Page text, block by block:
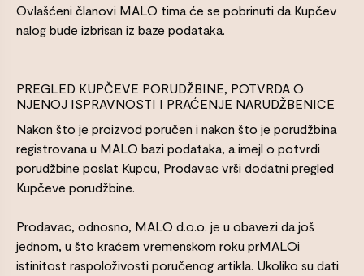
Ovlašćeni članovi MALO tima će se pobrinuti da Kupčev
nalog bude izbrisan iz baze podataka.
PREGLED KUPČEVE PORUDŽBINE, POTVRDA O
NJENOJ ISPRAVNOSTI I PRAĆENJE NARUDŽBENICE
Nakon što je proizvod poručen i nakon što je porudžbina
registrovana u MALO bazi podataka, a imejl o potvrdi
porudžbine poslat Kupcu, Prodavac vrši dodatni pregled
Kupčeve porudžbine.
Prodavac, odnosno, MALO d.o.o. je u obavezi da još
jednom, u što kraćem vremenskom roku prMALOi
istinitost raspoloživosti poručenog artikla. Ukoliko su dati